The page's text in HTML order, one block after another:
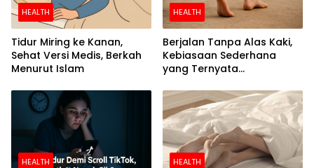
HEALTH
Tidur Miring ke Kanan,
Sehat Versi Medis, Berkah
Menurut Islam
HEALTH
Berjalan Tanpa Alas Kaki,
Kebiasaan Sederhana
yang Ternyata
HEALTH HEALTH